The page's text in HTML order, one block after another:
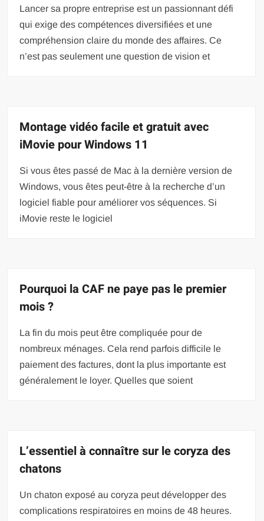
Lancer sa propre entreprise est un passionnant défi
qui exige des compétences diversifiées et une
compréhension claire du monde des affaires. Ce
n’est pas seulement une question de vision et
Montage vidéo facile et gratuit avec
iMovie pour Windows 11
Si vous êtes passé de Mac à la dernière version de
Windows, vous êtes peut-être à la recherche d’un
logiciel fiable pour améliorer vos séquences. Si
iMovie reste le logiciel
Pourquoi la CAF ne paye pas le premier
mois ?
La fin du mois peut être compliquée pour de
nombreux ménages. Cela rend parfois difficile le
paiement des factures, dont la plus importante est
généralement le loyer. Quelles que soient
L’essentiel à connaître sur le coryza des
chatons
Un chaton exposé au coryza peut développer des
complications respiratoires en moins de 48 heures.